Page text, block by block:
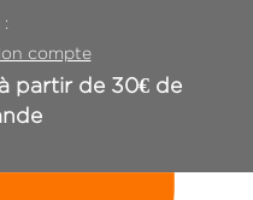
:
compte
partir de 30€ de